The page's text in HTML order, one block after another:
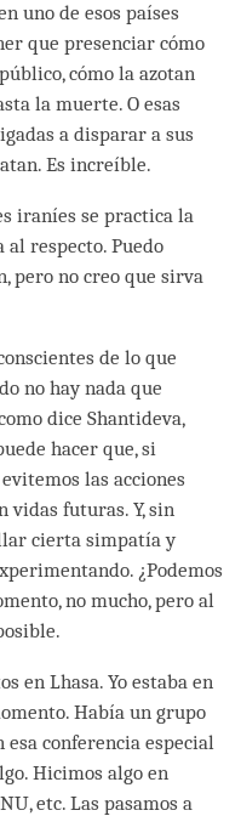
uno de esos países
que presenciar cómo
cómo la azotan
la muerte. O esas
a disparar a sus
Es increíble.
iraníes se practica la
respecto. Puedo
pero no creo que sirva
de lo que
no hay nada que
dice Shantideva,
hacer que, si
las acciones
vidas futuras. Y, sin
cierta simpatía y
¿Podemos
no mucho, pero al
en Lhasa. Yo estaba en
Había un grupo
conferencia especial
Hicimos algo en
etc. Las pasamos a